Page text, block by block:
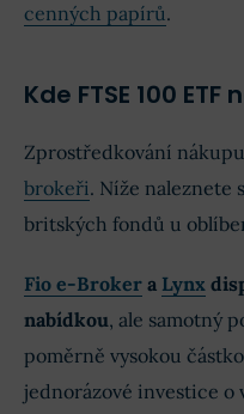
cenných papírů.
Kde FTSE 100
Zprostředkování
brokeři. Níže naleznete
britských fondů u
Fio e-Broker a Lynx
nabídkou, ale samotný
poměrně vysokou
jednorázové investice o